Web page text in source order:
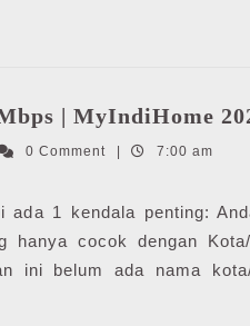
| MyIndiHome
0 Comment 7:00 am
1 kendala penting:
hanya cocok dengan Kota/
ini belum ada nama kota/